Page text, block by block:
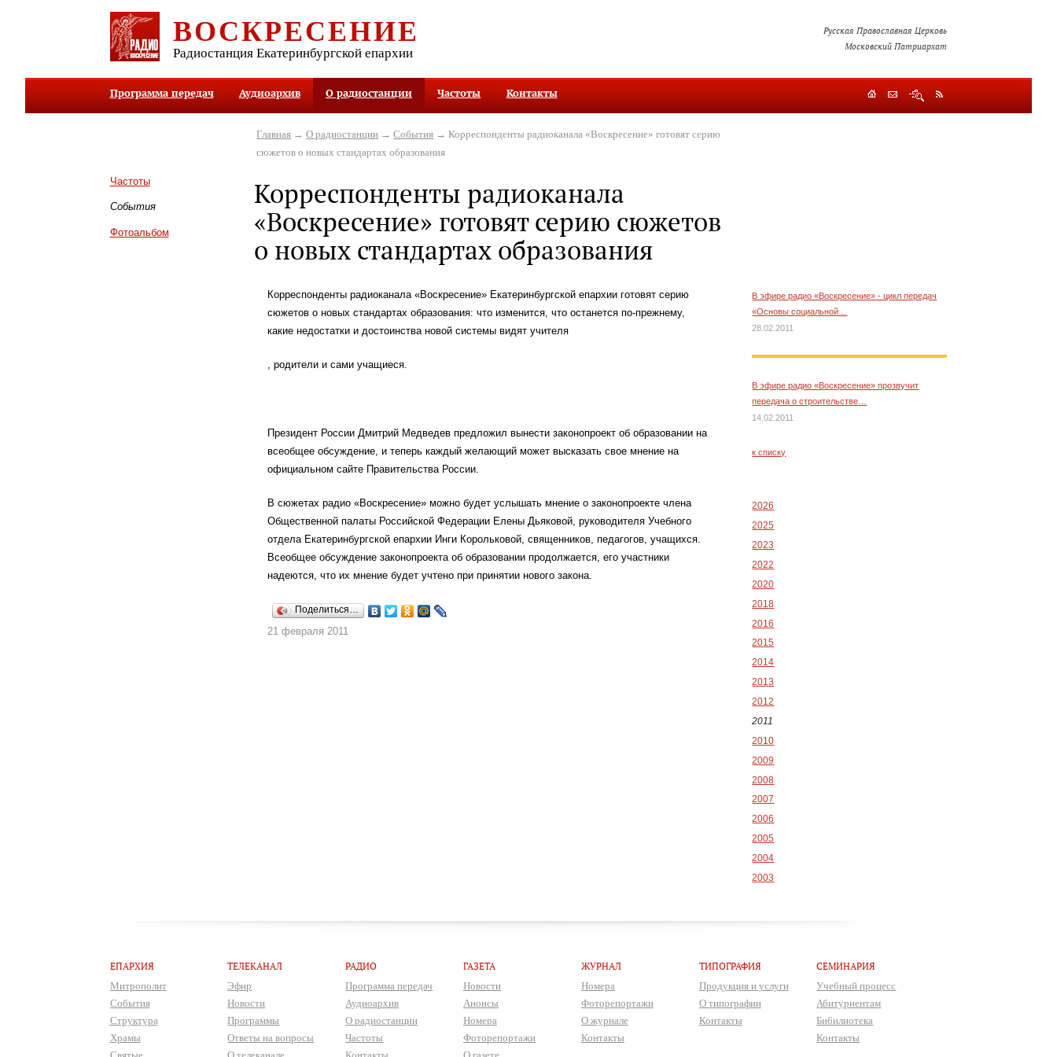
ВОСКРЕСЕНИЕ
Радиостанция Екатеринбургской епархии
Русская Православная Церковь
Московский Патриархат
Программа передач Аудиоархив О радиостанции Частоты Контакты
Частоты
События
Фотоальбом
Главная →О радиостанции →События → Корреспонденты радиоканала «Воскресение» готовят серию
сюжетов о новых стандартах образования
Корреспонденты радиоканала
«Воскресение» готовят серию сюжетов
о новых стандартах образования
Корреспонденты радиоканала «Воскресение» Екатеринбургской епархии готовят серию
сюжетов о новых стандартах образования: что изменится, что останется по-прежнему,
какие недостатки и достоинства новой системы видят учителя
, родители и сами учащиеся.
Президент России Дмитрий Медведев предложил вынести законопроект об образовании на
всеобщее обсуждение, и теперь каждый желающий может высказать свое мнение на
официальном сайте Правительства России.
В сюжетах радио «Воскресение» можно будет услышать мнение о законопроекте члена
Общественной палаты Российской Федерации Елены Дьяковой, руководителя Учебного
отдела Екатеринбургской епархии Инги Корольковой, священников, педагогов, учащихся.
Всеобщее обсуждение законопроекта об образовании продолжается, его участники
надеются, что их мнение будет учтено при принятии нового закона.
Поделиться…
21 февраля 2011
В эфире радио «Воскресение» - цикл передач
«Основы социальной…
28.02.2011
В эфире радио «Воскресение» прозвучит
передача о строительстве…
14.02.2011
к списку
2026
2025
2023
2022
2020
2018
2016
2015
2014
2013
2012
2011
2010
2009
2008
2007
2006
2005
2004
2003
ЕПАРХИЯ
Митрополит
События
Структура
Храмы
ТЕЛЕКАНАЛ
Эфир
Новости
Программы
Ответы на вопросы
РАДИО
Программа передач
Аудиоархив
О радиостанции
Частоты
ГАЗЕТА
Новости
Анонсы
Номера
Фоторепортажи
ЖУРНАЛ
Номера
Фоторепортажи
О журнале
Контакты
ТИПОГРАФИЯ
Продукция и услуги
О типографии
Контакты
СЕМИНАРИЯ
Учебный процесс
Абитуриентам
Бибилиотека
Контакты